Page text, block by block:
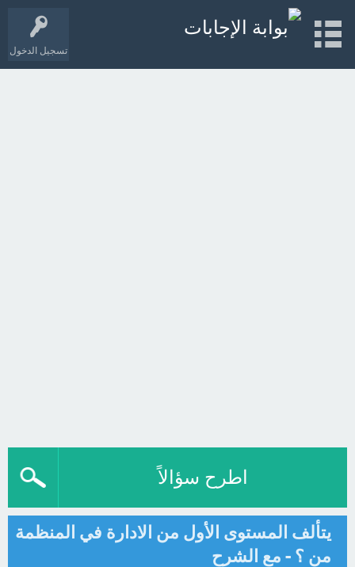
تسجيل الدخول
اطرح سؤالاً
يتألف المستوى الأول من الادارة في المنظمة
من ؟ - مع الشرح